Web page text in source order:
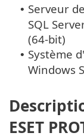
• Serveur
SQL
(64-bit)
• Système
Windows
ESET